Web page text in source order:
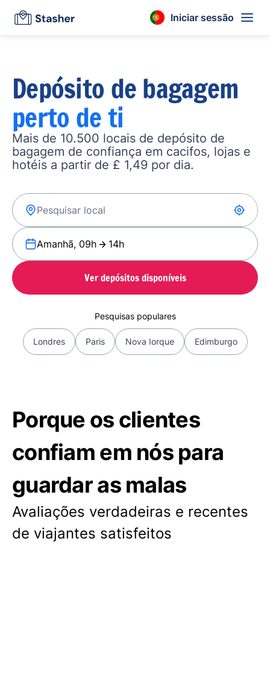
Iniciar sessão
Depósito de bagagem
perto de ti
Mais de 10.500 locais de depósito de
bagagem de confiança em cacifos, lojas e
hotéis a partir de £ 1,49 por dia.
Amanhã, 09h 14h
Ver depósitos disponíveis
Pesquisas populares
Londres Paris Nova Iorque Edimburgo
Porque os clientes
confiam em nós para
guardar as malas
Avaliações verdadeiras e recentes
de viajantes satisfeitos